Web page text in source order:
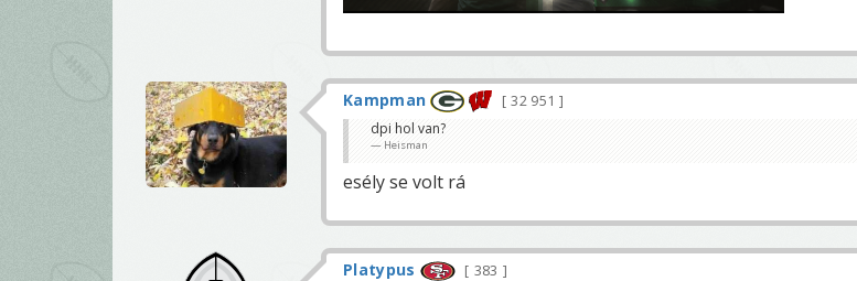
Kampman
32 951
dpi hol van?
Heisman
esély se volt rá
Platypus
383